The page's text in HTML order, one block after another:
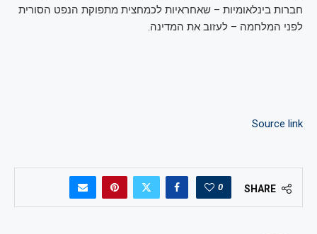
חברות בינלאומיות – שאחראיות לכמחצית מתפוקת הנפט הסורית
לפני המלחמה – לעזוב את המדינה.
Source link
SHARE
0